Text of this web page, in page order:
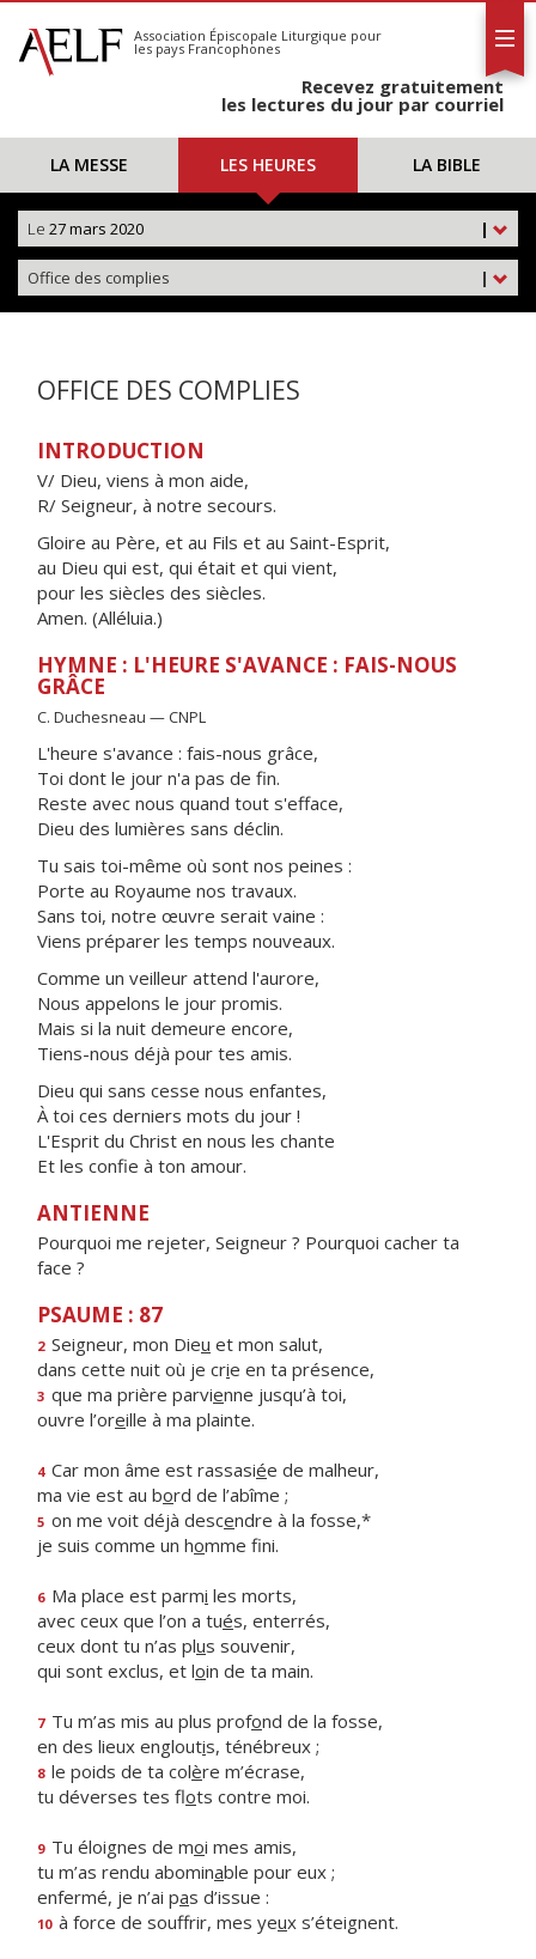
S'abonner
Calendrier
Association Épiscopale Liturgique pour
les pays Francophones
Recevez gratuitement
les lectures du jour par courriel
LA MESSE LES HEURES LA BIBLE
|
Le 27 mars 2020
|
Office des complies
OFFICE DES COMPLIES
INTRODUCTION
V/ Dieu, viens à mon aide,
R/ Seigneur, à notre secours.
Gloire au Père, et au Fils et au Saint-Esprit,
au Dieu qui est, qui était et qui vient,
pour les siècles des siècles.
Amen. (Alléluia.)
HYMNE : L'HEURE S'AVANCE : FAIS-NOUS
GRÂCE
C. Duchesneau — CNPL
L'heure s'avance : fais-nous grâce,
Toi dont le jour n'a pas de fin.
Reste avec nous quand tout s'efface,
Dieu des lumières sans déclin.
Tu sais toi-même où sont nos peines :
Porte au Royaume nos travaux.
Sans toi, notre œuvre serait vaine :
Viens préparer les temps nouveaux.
Comme un veilleur attend l'aurore,
Nous appelons le jour promis.
Mais si la nuit demeure encore,
Tiens-nous déjà pour tes amis.
Dieu qui sans cesse nous enfantes,
À toi ces derniers mots du jour !
L'Esprit du Christ en nous les chante
Et les confie à ton amour.
ANTIENNE
Pourquoi me rejeter, Seigneur ? Pourquoi cacher ta
face ?
PSAUME : 87
2 Seigneur, mon Dieu et mon salut,
dans cette nuit où je crie en ta présence,
3 que ma prière parvienne jusqu’à toi,
ouvre l’oreille à ma plainte.
4 Car mon âme est rassasiée de malheur,
ma vie est au bord de l’abîme ;
5 on me voit déjà descendre à la fosse,*
je suis comme un homme fini.
6 Ma place est parmi les morts,
avec ceux que l’on a tués, enterrés,
ceux dont tu n’as plus souvenir,
qui sont exclus, et loin de ta main.
7 Tu m’as mis au plus profond de la fosse,
en des lieux engloutis, ténébreux ;
8 le poids de ta colère m’écrase,
tu déverses tes flots contre moi.
9 Tu éloignes de moi mes amis,
tu m’as rendu abominable pour eux ;
enfermé, je n’ai pas d’issue :
10 à force de souffrir, mes yeux s’éteignent.